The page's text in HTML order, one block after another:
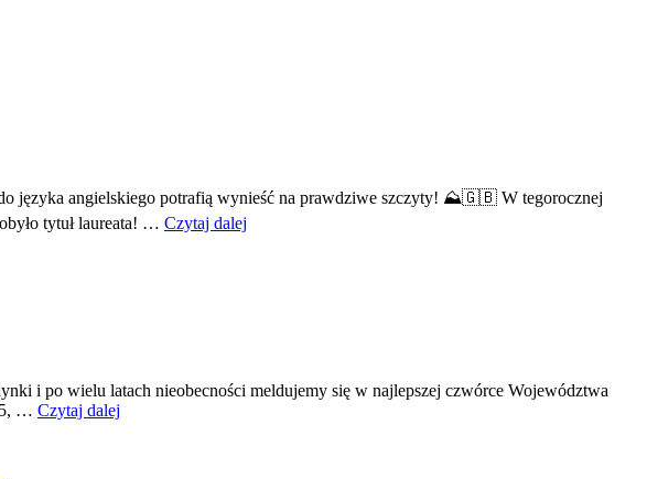
do języka angielskiego potrafią wynieść na prawdziwe szczyty! ⛰️🇬🇧 W tegorocznej
tytuł laureata! … Czytaj dalej
i po wielu latach nieobecności meldujemy się w najlepszej czwórce Województwa
… Czytaj dalej